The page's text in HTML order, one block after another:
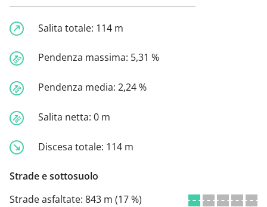
Salita totale: 114 m
Pendenza massima: 5,31 %
Pendenza media: 2,24 %
Salita netta: 0 m
Discesa totale: 114 m
Strade e sottosuolo
Strade asfaltate: 843 m (17 %)